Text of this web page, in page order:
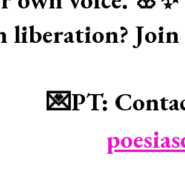
liberation? Join
💌PT: